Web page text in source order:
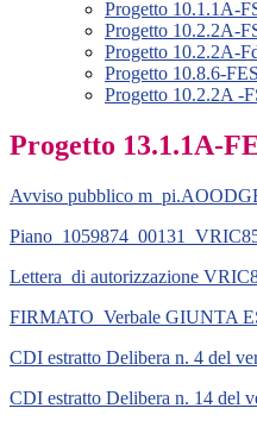
Progetto 10.1.1A-
Progetto 10.2.2A-
Progetto 10.2.2A-
Progetto 10.8.6-
Progetto 10.2.2A -
Progetto 13.1.1A-
Avviso pubblico
Lettera_di autorizzazione
FIRMATO_Verbale GIUNTA
CDI estratto Delibera n. 4 del
CDI estratto Delibera n. 14 del